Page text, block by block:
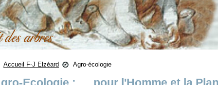
Accueil F-J Elzéard Agro-écologie